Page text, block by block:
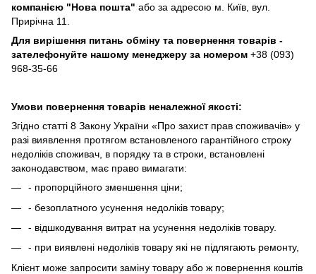
компанією "Нова пошта" або за адресою м. Київ, вул.
Прирічна 11.
Для вирішення питань обміну та повернення товарів -
зателефонуйте нашому менеджеру за номером +38 (093)
968-35-66
Умови повернення товарів неналежної якості:
Згідно статті 8 Закону України «Про захист прав споживачів» у
разі виявлення протягом встановленого гарантійного строку
недоліків споживач, в порядку та в строки, встановлені
законодавством, має право вимагати:
- пропорційного зменшення ціни;
- безоплатного усунення недоліків товару;
- відшкодування витрат на усунення недоліків товару.
- при виявлені недоліків товару які не підлягають ремонту,
Клієнт може запросити заміну товару або ж повернення коштів